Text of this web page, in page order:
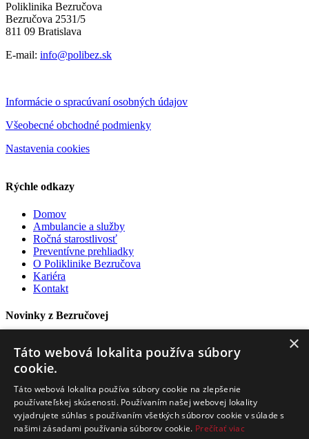
Poliklinika Bezručova
Bezručova 2531/5
811 09 Bratislava
E-mail: info@polibez.sk
Informácie o spracúvaní osobných údajov
Všeobecné obchodné podmienky
Nastavenia cookies
Rýchle odkazy
Domov
Ambulancie a služby
Ročná starostlivosť
Preventívne prehliadky
O Poliklinike Bezručova
Kariéra
Kontakt
Novinky z Bezručovej
Sociálne siete
×
Táto webová lokalita používa súbory
cookie.
Táto webová lokalita používa súbory cookie na zlepšenie
používateľskej skúsenosti. Používaním našej webovej lokality
vyjadrujete súhlas s používaním všetkých súborov cookie v súlade s
našimi zásadami používania súborov cookie. Prečítať viac